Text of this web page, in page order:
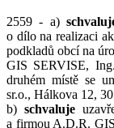
2559 - a)
o dílo na realizaci
podkladů obcí na
GIS SERVISE,
druhém místě se
sr.o., Hálkova 12,
b) schvaluje
a firmou A.D.R.